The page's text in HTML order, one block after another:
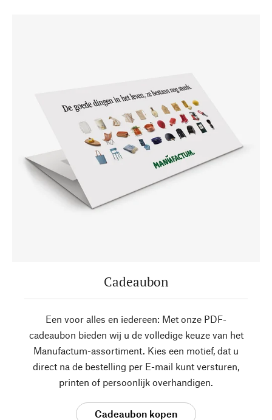
Cadeaubon
Een voor alles en iedereen: Met onze PDF-
cadeaubon bieden wij u de volledige keuze van het
Manufactum-assortiment. Kies een motief, dat u
direct na de bestelling per E-mail kunt versturen,
printen of persoonlijk overhandigen.
Cadeaubon kopen